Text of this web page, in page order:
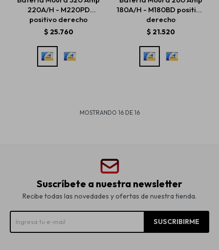
220A/H - M220PD
positivo derecho
$ 25.760
180A/H - M180BD positivo
derecho
$ 21.520
MOSTRANDO 16DE 16
Suscríbete a nuestra newsletter
Recibe todas las novedades y ofertas de nuestra tienda.
SUSCRIBIRME